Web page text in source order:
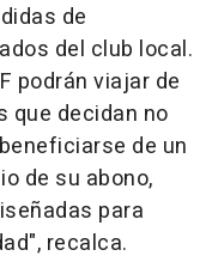
de
del club local.
podrán viajar de
que decidan no
de un
de su abono,
para
recalca.